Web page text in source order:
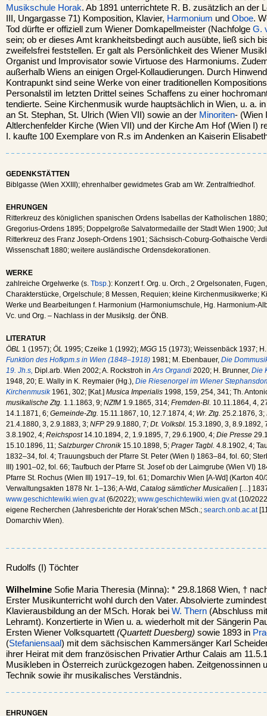
Musikschule Horak. Ab 1891 unterrichtete R. B. zusätzlich an der
III, Ungargasse 71) Komposition, Klavier, Harmonium und Oboe.
Tod dürfte er offiziell zum Wiener Domkapellmeister (Nachfolge G.
sein; ob er dieses Amt krankheitsbedingt auch ausübte, ließ sich
zweifelsfrei feststellen. Er galt als Persönlichkeit des Wiener
Organist und Improvisator sowie Virtuose des Harmoniums.
außerhalb Wiens an einigen Orgel-Kollaudierungen. Durch
Kontrapunkt sind seine Werke von einer traditionellen
Personalstil im letzten Drittel seines Schaffens zu einer
tendierte. Seine Kirchenmusik wurde hauptsächlich in Wien, u. a.
an St. Stephan, St. Ulrich (Wien VII) sowie an der Minoriten- (Wien
Altlerchenfelder Kirche (Wien VII) und der Kirche Am Hof (Wien I)
I. kaufte 100 Exemplare von R.s im Andenken an Kaiserin
GEDENKSTÄTTEN
Biblgasse (Wien XXIII); ehrenhalber gewidmetes Grab am Wr. Zentralfriedhof.
EHRUNGEN
Ritterkreuz des königlichen spanischen Ordens Isabellas der Katholischen
Gregorius-Ordens 1895; Doppelgroße Salvatormedaille der Stadt Wien 1900;
Ritterkreuz des Franz Joseph-Ordens 1901; Sächsisch-Coburg-Gothaische
Wissenschaft 1880; weitere ausländische Ordensdekorationen.
WERKE
zahlreiche Orgelwerke (s. Tbsp. ): Konzert f. Org. u. Orch., 2 Orgelsonaten,
Charakterstücke, Orgelschule; 8 Messen, Requien; kleine Kirchenmusikwerke;
Werke und Bearbeitungen f. Harmonium (Harmoniumschule, Hg. Harmonium-
Vc. und Org. – Nachlass in der Musikslg. der ÖNB.
LITERATUR
ÖBL 1 (1957); ÖL 1995; Czeike 1 (1992); MGG 15 (1973); Weissenbäck 1937;
Funktion des Hofkpm.s in Wien (1848–1918) 1981; M. Ebenbauer, Die
19. Jh.s, Dipl.arb. Wien 2002; A. Rockstroh in Ars Organdi 2020; H. Brunner, Die
1948, 20; E. Wally in K. Reymaier (Hg.), Die Riesenorgel im Wiener
Kirchenmusik1961, 302; [Kat.] Musica Imperialis 1998, 159, 254, 341; Th.
musikalische Ztg. 1.1.1863, 9; NZfM 1.9.1865, 314; Fremden-Bl. 10.11.1864, 4,
14.1.1871, 6; Gemeinde-Ztg. 15.11.1867, 10, 12.7.1874, 4; Wr. Ztg. 25.2.1876, 3;
21.4.1880, 3, 2.9.1883, 3; NFP 29.9.1880, 7; Dt. Volksbl. 15.3.1890, 3, 8.9.1892,
3.8.1902, 4; Reichspost14.10.1894, 2, 1.9.1895, 7, 29.6.1900, 4; Die Presse
15.10.1896, 11; Salzburger Chronik15.10.1898, 5; Prager Tagbl. 4.8.1902, 4;
1832–34, fol. 4; Trauungsbuch der Pfarre St. Peter (Wien I) 1863–84, fol. 60;
III) 1901–02, fol. 66; Taufbuch der Pfarre St. Josef ob der Laimgrube (Wien VI)
Pfarre St. Rochus (Wien III) 1917–19, fol. 61; Domarchiv Wien [A-Wd] (Karton
Verwaltungsakten 1878 Nr. 1–136; A-Wd, Catalog sämtlicher Musicalien […]
www.geschichtewiki.wien.gv.at(6/2022); www.geschichtewiki.wien.gv.at(10/
eigene Recherchen (Jahresberichte der Horak’schen MSch.; search.onb.ac.at
Domarchiv Wien).
Rudolfs (I) Töchter
Wilhelmine Sofie Maria Theresia (Minna): * 29.8.1868 Wien, †
Erster Musikunterricht wohl durch den Vater. Absolvierte
Klavierausbildung an der MSch. Horak bei W. Thern (Abschluss
Lehramt). Konzertierte in Wien u. a. wiederholt mit der Sängerin
Ersten Wiener Volksquartett (Quartett Duesberg) sowie 1893 in
(Stefaniensaal) mit dem sächsischen Kammersänger Karl
ihrer Heirat mit dem französischen Privatier Arthur Calais am
Musikleben in Österreich zurückgezogen haben. Zeitgenossinnen
Technik sowie ihr musikalisches Verständnis.
EHRUNGEN